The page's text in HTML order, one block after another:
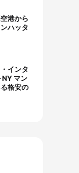
港から
ハッタ
インタ
NY マン
格安の